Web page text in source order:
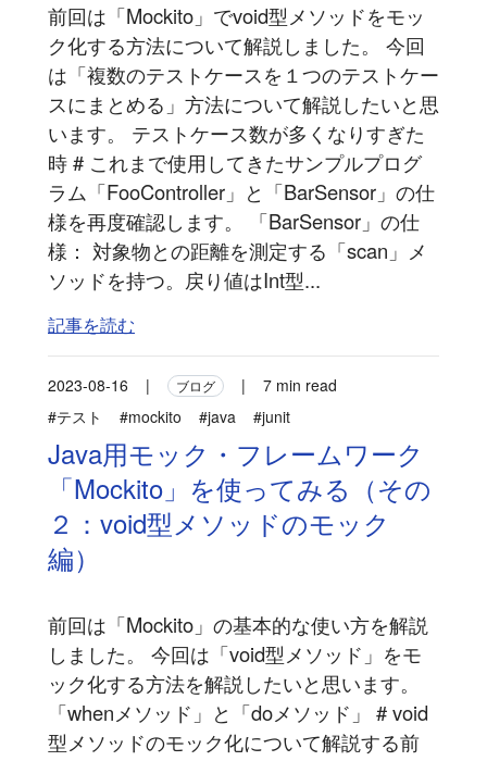
前回は「Mockito」でvoid型メソッドをモッ
ク化する方法について解説しました。 今回
は「複数のテストケースを１つのテストケー
スにまとめる」方法について解説したいと思
います。 テストケース数が多くなりすぎた
時 # これまで使用してきたサンプルプログ
ラム「FooController」と「BarSensor」の仕
様を再度確認します。 「BarSensor」の仕
様： 対象物との距離を測定する「scan」メ
ソッドを持つ。戻り値はInt型...
記事を読む
2023-08-16 | ブログ |
7 min read
#テスト
#mockito #java #junit
Java用モック・フレームワーク
「Mockito」を使ってみる（その
２：void型メソッドのモック
編）
前回は「Mockito」の基本的な使い方を解説
しました。 今回は「void型メソッド」をモ
ック化する方法を解説したいと思います。
「whenメソッド」と「doメソッド」 # void
型メソッドのモック化について解説する前